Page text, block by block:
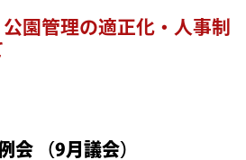
園管理の適正化・人事制
会 （9月議会）